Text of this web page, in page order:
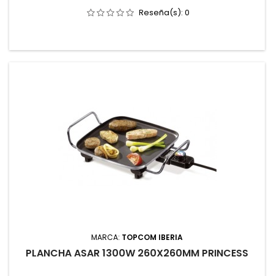
Reseña(s): 0
MARCA: TOPCOM IBERIA
PLANCHA ASAR 1300W 260X260MM PRINCESS